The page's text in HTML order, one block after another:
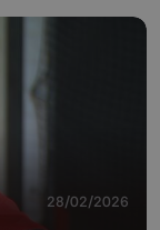
28/02/2026